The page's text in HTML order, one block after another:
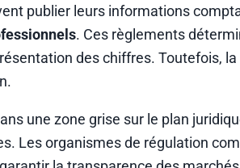
publier leurs informations
. Ces règlements
des chiffres. Toutefois,
une zone grise sur le plan
Les organismes de régulation